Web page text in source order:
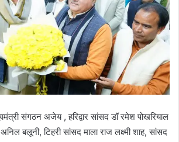
संगठन अजेय , हरिद्वार सांसद डॉ रमेश पोखरियाल
बलूनी, टिहरी सांसद माला राज लक्ष्मी शाह, सांसद